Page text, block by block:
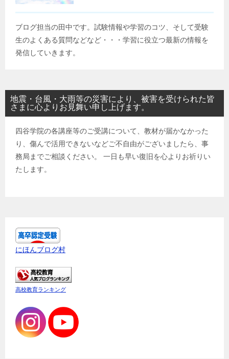
ブログ担当の田中です。試験情報や学習のコツ、そして受験
生のよくある質問などなど・・・学習に役立つ最新の情報を
発信していきます。
地震・台風・大雨等の災害により、被害を受けられた皆
さまに心よりお見舞い申し上げます。
四谷学院の各講座等のご受講について、教材が届かなかった
り、傷んで活用できないなどご不自由がございましたら、事
務局までご相談ください。 一日も早い復旧を心よりお祈りい
たします。
にほんブログ村
高校教育ランキング